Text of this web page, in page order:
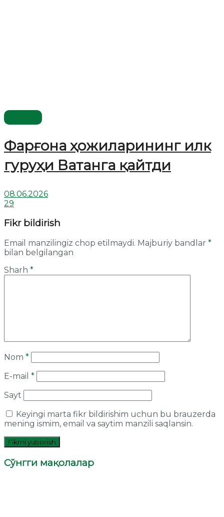
Фарғона ҳожиларининг илк
гуруҳи Ватанга қайтди
08.06.2026
29
Fikr bildirish
Email manzilingiz chop etilmaydi. Majburiy bandlar *
bilan belgilangan
Sharh *
Nom *
E-mail *
Sayt
Keyingi marta fikr bildirishim uchun bu brauzerda
mening ismim, email va saytim manzili saqlansin.
Сўнгги мақолалар